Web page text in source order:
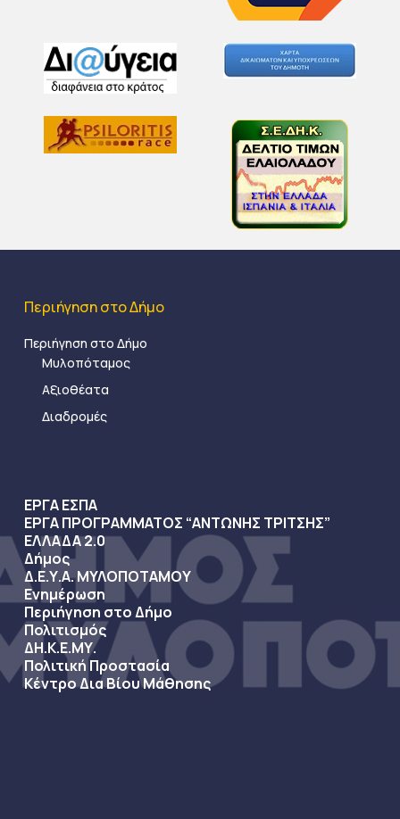
Περιήγηση στο Δήμο
Περιήγηση στο Δήμο
Μυλοπόταμος
Αξιοθέατα
Διαδρομές
ΕΡΓΑ ΕΣΠΑ
ΕΡΓΑ ΠΡΟΓΡΑΜΜΑΤΟΣ “ΑΝΤΩΝΗΣ ΤΡΙΤΣΗΣ”
ΕΛΛΑΔΑ 2.0
Δήμος
Δ.Ε.Υ.Α. ΜΥΛΟΠΟΤΑΜΟΥ
Ενημέρωση
Περιήγηση στο Δήμο
Πολιτισμός
ΔΗ.Κ.Ε.ΜΥ.
Πολιτική Προστασία
Κέντρο Δια Βίου Μάθησης